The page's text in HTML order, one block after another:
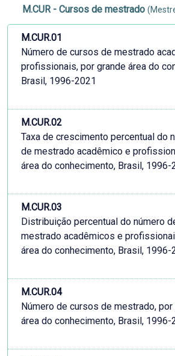
M.CUR - Cursos de mestrado
M.CUR.01
Número de cursos de mestrado
profissionais, por grande área do
Brasil, 1996-2021
M.CUR.02
Taxa de crescimento percentual do
de mestrado acadêmico e
área do conhecimento, Brasil, 1996-
M.CUR.03
Distribuição percentual do número
mestrado acadêmicos e
área do conhecimento, Brasil, 1996-
M.CUR.04
Número de cursos de mestrado, por
área do conhecimento, Brasil, 1996-